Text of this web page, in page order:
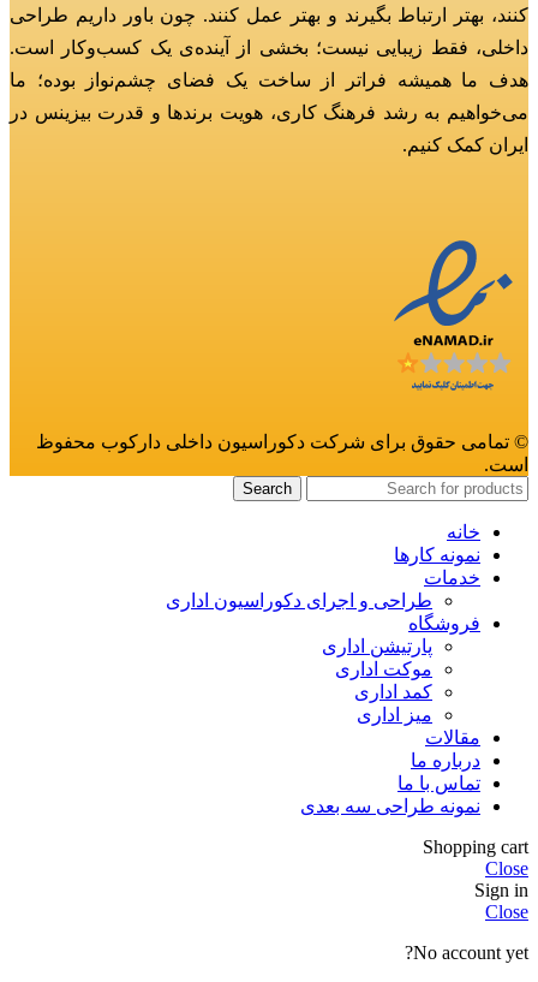
کنند، بهتر ارتباط بگیرند و بهتر عمل کنند. چون باور داریم طراحی
داخلی، فقط زیبایی نیست؛ بخشی از آینده‌ی یک کسب‌وکار است.
هدف ما همیشه فراتر از ساخت یک فضای چشم‌نواز بوده؛ ما
می‌خواهیم به رشد فرهنگ کاری، هویت برندها و قدرت بیزینس در
ایران کمک کنیم.
© تمامی حقوق برای شرکت دکوراسیون داخلی دارکوب محفوظ
است.
Search
خانه
نمونه کارها
خدمات
طراحی و اجرای دکوراسیون اداری
فروشگاه
پارتیشن اداری
موکت اداری
کمد اداری
میز اداری
مقالات
درباره ما
تماس با ما
نمونه طراحی سه بعدی
Shopping cart
Close
Sign in
Close
No account yet?